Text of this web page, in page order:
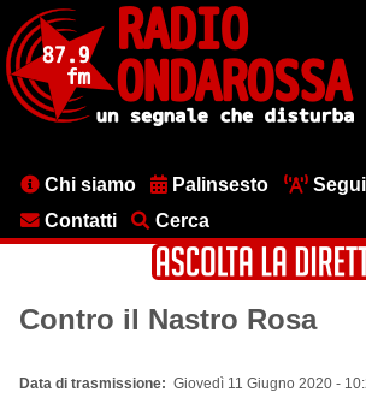
contenuto
principale
MenuChi siamo Palinsesto Segui
Contatti
Cerca
Contro il Nastro Rosa
Data di trasmissione Giovedì 11 Giugno 2020 -